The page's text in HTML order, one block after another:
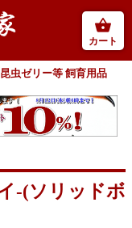
カート
虫ゼリー等 飼育用品
-(ソリッドボ